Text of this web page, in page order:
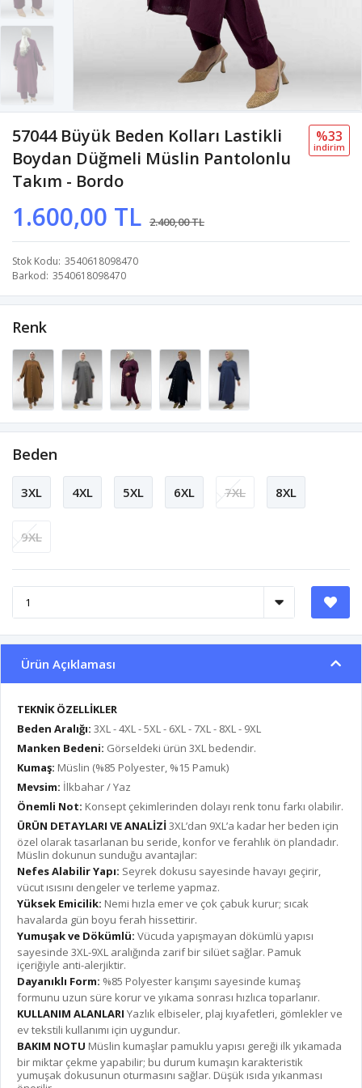
57044 Büyük Beden Kolları Lastikli
Boydan Düğmeli Müslin Pantolonlu
Takım - Bordo
1.600,00 TL 2.400,00 TL
%33
i̇ndi̇ri̇m
Stok Kodu 3540618098470
Barkod 3540618098470
Renk
Beden
3XL 4XL 5XL 6XL 7XL 8XL
9XL
Ürün Açıklaması
TEKNİK ÖZELLİKLER
Beden Aralığı: 3XL - 4XL - 5XL - 6XL - 7XL - 8XL - 9XL
Manken Bedeni: Görseldeki ürün 3XL bedendir.
Kumaş: Müslin (%85 Polyester, %15 Pamuk)
Mevsim: İlkbahar / Yaz
Önemli Not: Konsept çekimlerinden dolayı renk tonu farkı olabilir.
ÜRÜN DETAYLARI VE ANALİZİ 3XL’dan 9XL’a kadar her beden için
özel olarak tasarlanan bu seride, konfor ve ferahlık ön plandadır.
Müslin dokunun sunduğu avantajlar:
Nefes Alabilir Yapı: Seyrek dokusu sayesinde havayı geçirir,
vücut ısısını dengeler ve terleme yapmaz.
Yüksek Emicilik: Nemi hızla emer ve çok çabuk kurur; sıcak
havalarda gün boyu ferah hissettirir.
Yumuşak ve Dökümlü: Vücuda yapışmayan dökümlü yapısı
sayesinde 3XL-9XL aralığında zarif bir silüet sağlar. Pamuk
içeriğiyle anti-alerjiktir.
Dayanıklı Form: %85 Polyester karışımı sayesinde kumaş
formunu uzun süre korur ve yıkama sonrası hızlıca toparlanır.
KULLANIM ALANLARI Yazlık elbiseler, plaj kıyafetleri, gömlekler ve
ev tekstili kullanımı için uygundur.
BAKIM NOTU Müslin kumaşlar pamuklu yapısı gereği ilk yıkamada
bir miktar çekme yapabilir; bu durum kumaşın karakteristik
yumuşak dokusunun oturmasını sağlar. Düşük ısıda yıkanması